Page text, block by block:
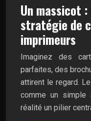
Un massicot
stratégie de
imprimeurs
Imaginez des
parfaites, des
attirent le regard.
comme un simple
réalité un pilier